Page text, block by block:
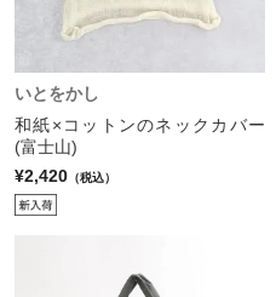
いとをかし
和紙×コットンのネックカバー
(富士山)
¥2,420 （税込）